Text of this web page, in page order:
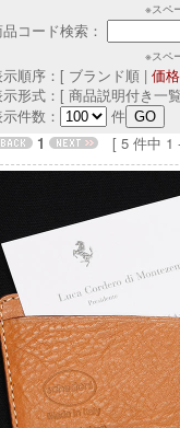
※スペ
コード検索：
※スペ
順序：[ ブランド順 | 価
示形式：[ 商品説明付き一
件数：
件
1
[ 5 件中 1